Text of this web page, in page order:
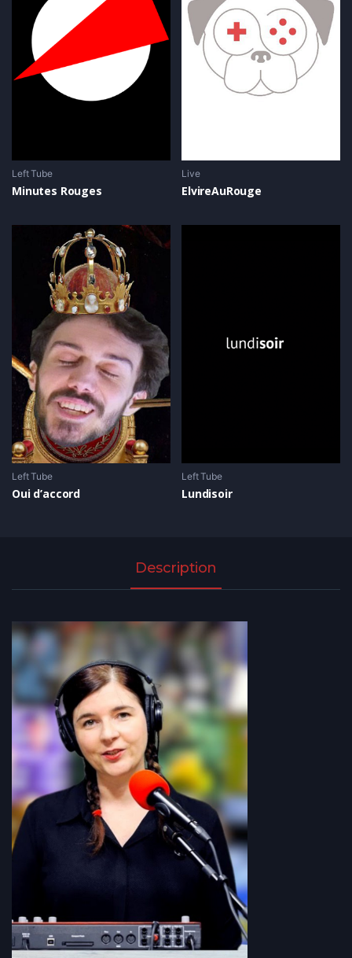
Left Tube
Minutes Rouges
Live
ElvireAuRouge
Left Tube
Oui d’accord
Left Tube
Lundisoir
Description